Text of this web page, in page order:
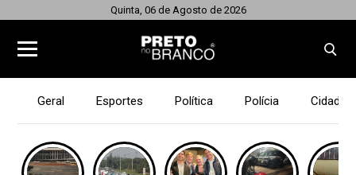
Quinta, 06 de Agosto de 2026
Geral Esportes Política Polícia Cidades